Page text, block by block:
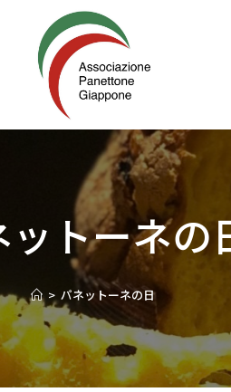
ットーネの
> パネットーネの日